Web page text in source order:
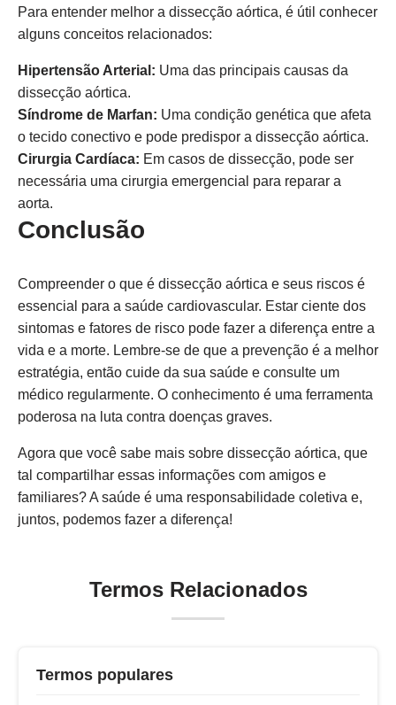
Para entender melhor a dissecção aórtica, é útil conhecer
alguns conceitos relacionados:
Hipertensão Arterial: Uma das principais causas da
dissecção aórtica.
Síndrome de Marfan: Uma condição genética que afeta
o tecido conectivo e pode predispor a dissecção aórtica.
Cirurgia Cardíaca: Em casos de dissecção, pode ser
necessária uma cirurgia emergencial para reparar a
aorta.
Conclusão
Compreender o que é dissecção aórtica e seus riscos é
essencial para a saúde cardiovascular. Estar ciente dos
sintomas e fatores de risco pode fazer a diferença entre a
vida e a morte. Lembre-se de que a prevenção é a melhor
estratégia, então cuide da sua saúde e consulte um
médico regularmente. O conhecimento é uma ferramenta
poderosa na luta contra doenças graves.
Agora que você sabe mais sobre dissecção aórtica, que
tal compartilhar essas informações com amigos e
familiares? A saúde é uma responsabilidade coletiva e,
juntos, podemos fazer a diferença!
Termos Relacionados
Termos populares